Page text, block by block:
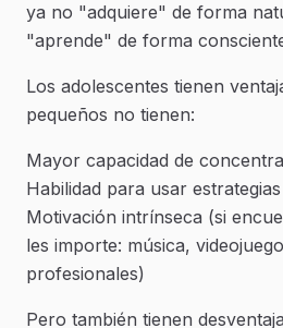
ya no "adquiere" de forma
"aprende" de forma
Los adolescentes tienen
pequeños no tienen:
Mayor capacidad de
Habilidad para usar
Motivación intrínseca (si
les importe: música,
profesionales)
Pero también tienen